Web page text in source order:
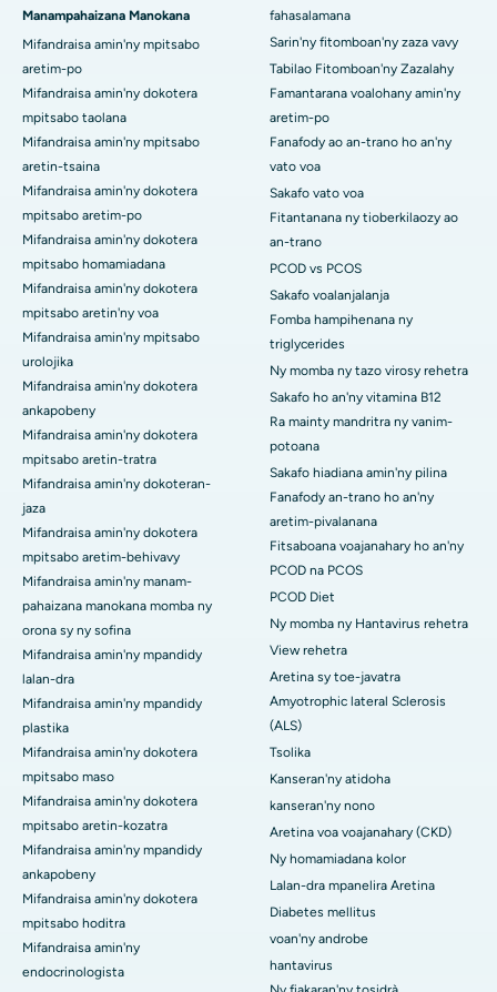
Manampahaizana Manokana
Mifandraisa amin'ny mpitsabo
aretim-po
Mifandraisa amin'ny dokotera
mpitsabo taolana
Mifandraisa amin'ny mpitsabo
aretin-tsaina
Mifandraisa amin'ny dokotera
mpitsabo aretim-po
Mifandraisa amin'ny dokotera
mpitsabo homamiadana
Mifandraisa amin'ny dokotera
mpitsabo aretin'ny voa
Mifandraisa amin'ny mpitsabo
urolojika
Mifandraisa amin'ny dokotera
ankapobeny
Mifandraisa amin'ny dokotera
mpitsabo aretin-tratra
Mifandraisa amin'ny dokoteran-
jaza
Mifandraisa amin'ny dokotera
mpitsabo aretim-behivavy
Mifandraisa amin'ny manam-
pahaizana manokana momba ny
orona sy ny sofina
Mifandraisa amin'ny mpandidy
lalan-dra
Mifandraisa amin'ny mpandidy
plastika
Mifandraisa amin'ny dokotera
mpitsabo maso
Mifandraisa amin'ny dokotera
mpitsabo aretin-kozatra
Mifandraisa amin'ny mpandidy
ankapobeny
Mifandraisa amin'ny dokotera
mpitsabo hoditra
Mifandraisa amin'ny
endocrinologista
fahasalamana
Sarin'ny fitomboan'ny zaza vavy
Tabilao Fitomboan'ny Zazalahy
Famantarana voalohany amin'ny
aretim-po
Fanafody ao an-trano ho an'ny
vato voa
Sakafo vato voa
Fitantanana ny tioberkilaozy ao
an-trano
PCOD vs PCOS
Sakafo voalanjalanja
Fomba hampihenana ny
triglycerides
Ny momba ny tazo virosy rehetra
Sakafo ho an'ny vitamina B12
Ra mainty mandritra ny vanim-
potoana
Sakafo hiadiana amin'ny pilina
Fanafody an-trano ho an'ny
aretim-pivalanana
Fitsaboana voajanahary ho an'ny
PCOD na PCOS
PCOD Diet
Ny momba ny Hantavirus rehetra
View rehetra
Aretina sy toe-javatra
Amyotrophic lateral Sclerosis
(ALS)
Tsolika
Kanseran'ny atidoha
kanseran'ny nono
Aretina voa voajanahary (CKD)
Ny homamiadana kolor
Lalan-dra mpanelira Aretina
Diabetes mellitus
voan'ny androbe
hantavirus